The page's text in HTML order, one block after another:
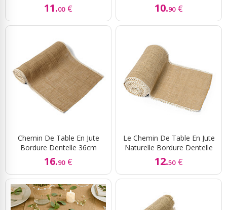
11.00 € 10.90 €
Chemin De Table En Jute
Bordure Dentelle 36cm
16.90 €
Le Chemin De Table En Jute
Naturelle Bordure Dentelle
12.50 €